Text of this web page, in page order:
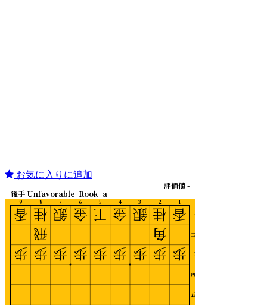
お気に入りに追加
1
2
3
4
5
6
7
8
9
一
二
三
四
五
後手 Unfavorable_Rook_a
評価値 -
香
歩
桂
角
歩
銀
歩
金
歩
王
歩
金
歩
銀
歩
桂
飛
歩
香
歩